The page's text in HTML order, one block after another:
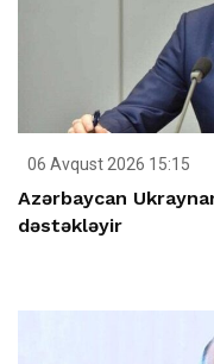
06 Avqust 2026 15:15
Azərbaycan
dəstəkləyir